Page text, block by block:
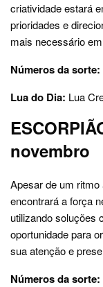
criatividade estará
prioridades e
mais necessário
Números da sorte:
Lua do Dia: Lua
novembro
Apesar de um ritmo
encontrará a força
utilizando soluções
oportunidade para
sua atenção e
Números da sorte: